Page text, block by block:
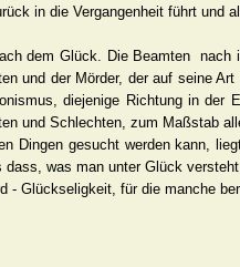
in die Vergangenheit führt und
dem Glück. Die Beamten
und der Mörder, der auf seine
diejenige Richtung in
und Schlechten, zum Maßstab
Dingen gesucht werden kann,
was man unter Glück
- Glückseligkeit, für die manche